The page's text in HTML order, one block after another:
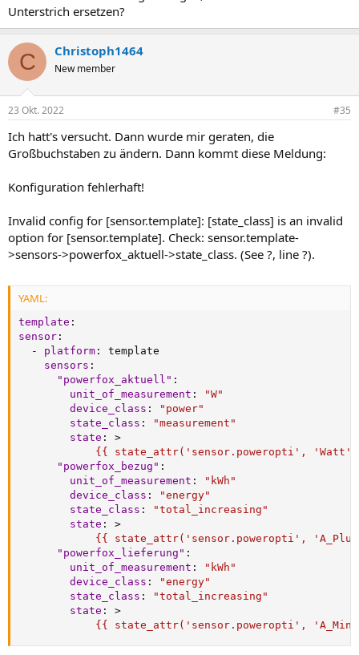
Unterstrich ersetzen?
C Christoph1464
New member
23 Okt. 2022 #35
Ich hatt's versucht. Dann wurde mir geraten, die
Großbuchstaben zu ändern. Dann kommt diese Meldung:
Konfiguration fehlerhaft!
Invalid config for [sensor.template]: [state_class] is an invalid
option for [sensor.template]. Check: sensor.template-
>sensors->powerfox_aktuell->state_class. (See ?, line ?).
YAML:
template :
sensor :
-
platform :
template
sensors :
"powerfox_aktuell" :
unit_of_measurement :
"W"
device_class :
"power"
state_class :
"measurement"
state :
>
{{ state_attr('sensor.poweropti',
"powerfox_bezug" :
unit_of_measurement :
"kWh"
device_class :
"energy"
state_class :
"total_increasing"
state :
>
{{ state_attr('sensor.poweropti',
"powerfox_lieferung" :
unit_of_measurement :
"kWh"
device_class :
"energy"
state_class :
"total_increasing"
state :
>
{{ state_attr('sensor.poweropti',